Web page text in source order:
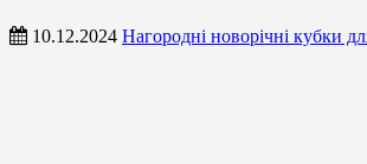
10.12.2024 Нагородні новорічні кубки